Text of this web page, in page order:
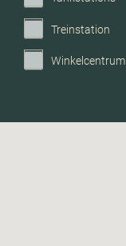
Treinstation
Winkelcentrum